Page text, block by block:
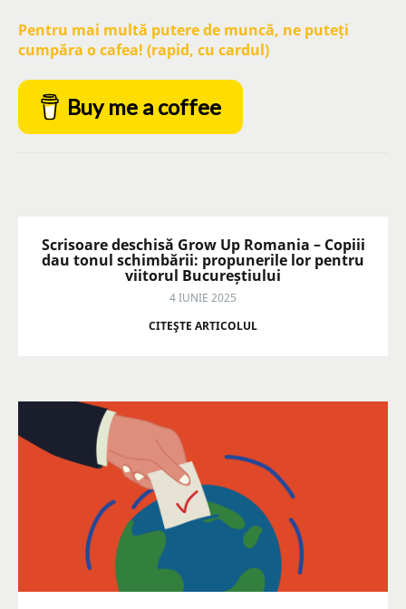
Pentru mai multă putere de muncă, ne puteți
cumpăra o cafea! (rapid, cu cardul)
Buy me a coffee
Scrisoare deschisă Grow Up Romania – Copiii
dau tonul schimbării: propunerile lor pentru
viitorul Bucureștiului
4 IUNIE 2025
CITEŞTE ARTICOLUL